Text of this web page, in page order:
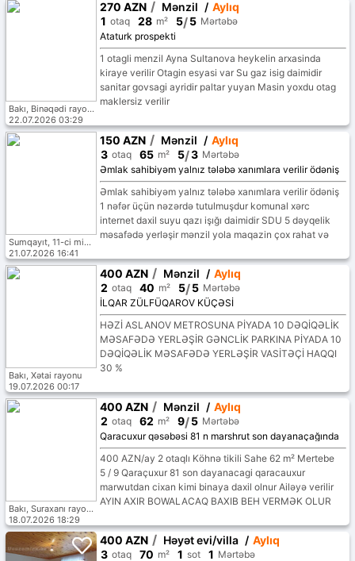
Bakı, Binəqədi rayonu
22.07.2026 03:29
270 AZN / Mənzil / Aylıq
1 otaq 28 m² 5/5 Mərtəbə
Ataturk prospekti
1 otagli menzil Ayna Sultanova heykelin arxasinda
kiraye verilir Otagin esyasi var Su gaz isig daimidir
sanitar govsagi ayridir paltar yuyan Masin yoxdu otag
maklersiz verilir
Sumqayıt, 11-ci mikrorayon
21.07.2026 16:41
150 AZN / Mənzil / Aylıq
3 otaq 65 m² 5/3 Mərtəbə
Əmlak sahibiyəm yalnız tələbə xanımlara verilir ödəniş
1 nəfər üçün nəzərdə tutulmuşdur komunal xərc
internet daxil suyu qazı işığı daimidir SDU 5 dəyqelik
məsafədə yerləşir mənzil yola maqazin çox rahat və
əlverişli yerdədir vadcapda da yaza bilərsiniz
Əmlak sahibiyəm yalnız tələbə xanımlara verilir ödəniş
1 nəfər üçün nəzərdə tutulmuşdur komunal xərc
internet daxil suyu qazı işığı daimidir SDU 5 dəyqelik
məsafədə yerləşir mənzil yola maqazin çox rahat və
Bakı, Xətai rayonu
19.07.2026 00:17
400 AZN / Mənzil / Aylıq
2 otaq 40 m² 5/5 Mərtəbə
İLQAR ZÜLFÜQAROV KÜÇƏSİ
HƏZİ ASLANOV METROSUNA PİYADA 10 DƏQİQƏLİK
MƏSAFƏDƏ YERLƏŞİR GƏNCLİK PARKINA PİYADA 10
DƏQİQƏLİK MƏSAFƏDƏ YERLƏŞİR VASİTƏÇİ HAQQI
30 %
Bakı, Suraxanı rayonu
18.07.2026 18:29
400 AZN / Mənzil / Aylıq
2 otaq 62 m² 9/5 Mərtəbə
Qaracuxur qəsəbəsi 81 n marshrut son dayanaçağında
400 AZN/ay 2 otaqlı Köhnə tikili Sahe 62 m² Mertebe
5 / 9 Qaraçuxur 81 son dayanacagi qaracauxur
marwutdan cixan kimi binaya daxil olnur Ailəyə verilir
AYIN AXIR BOWALACAQ BAXIB BEH VERMƏK OLUR
400 AZN / Həyət evi/villa / Aylıq
3 otaq 70 m² 1 sot 1 Mərtəbə